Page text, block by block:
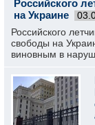
Российского
на Украине
Российского
свободы на
виновным в